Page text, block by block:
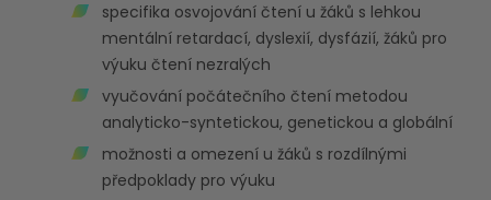
specifika osvojování čtení u žáků s lehkou
mentální retardací, dyslexií, dysfázií, žáků pro
výuku čtení nezralých
vyučování počátečního čtení metodou
analyticko-syntetickou, genetickou a globální
možnosti a omezení u žáků s rozdílnými
předpoklady pro výuku